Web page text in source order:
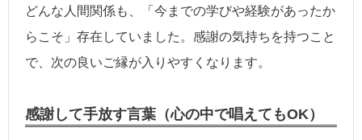
どんな人間関係も、「今までの学びや経験があったか
らこそ」存在していました。感謝の気持ちを持つこと
で、次の良いご縁が入りやすくなります。
感謝して手放す言葉（心の中で唱えてもOK）